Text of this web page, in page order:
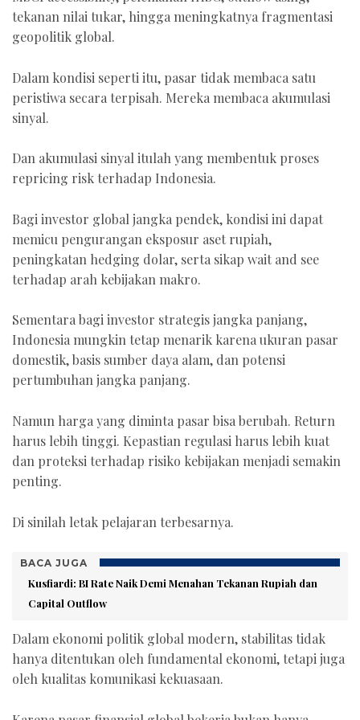
tekanan nilai tukar, hingga meningkatnya fragmentasi
geopolitik global.
Dalam kondisi seperti itu, pasar tidak membaca satu
peristiwa secara terpisah. Mereka membaca akumulasi
sinyal.
Dan akumulasi sinyal itulah yang membentuk proses
repricing risk terhadap Indonesia.
Bagi investor global jangka pendek, kondisi ini dapat
memicu pengurangan eksposur aset rupiah,
peningkatan hedging dolar, serta sikap wait and see
terhadap arah kebijakan makro.
Sementara bagi investor strategis jangka panjang,
Indonesia mungkin tetap menarik karena ukuran pasar
domestik, basis sumber daya alam, dan potensi
pertumbuhan jangka panjang.
Namun harga yang diminta pasar bisa berubah. Return
harus lebih tinggi. Kepastian regulasi harus lebih kuat
dan proteksi terhadap risiko kebijakan menjadi semakin
penting.
Di sinilah letak pelajaran terbesarnya.
BACA JUGA
Kusfiardi: BI Rate Naik Demi Menahan Tekanan Rupiah dan
Capital Outflow
Dalam ekonomi politik global modern, stabilitas tidak
hanya ditentukan oleh fundamental ekonomi, tetapi juga
oleh kualitas komunikasi kekuasaan.